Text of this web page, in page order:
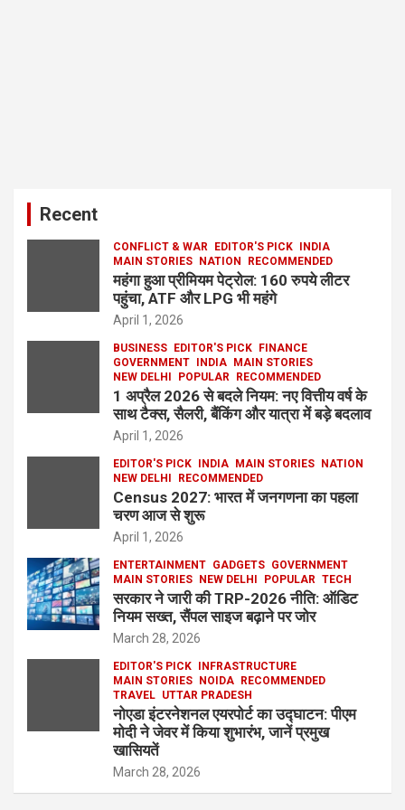
Recent
CONFLICT & WAR EDITOR'S PICK
INDIA
MAIN STORIES
NATION RECOMMENDED
महंगा हुआ प्रीमियम पेट्रोल: 160 रुपये लीटर
पहुंचा, ATF और LPG भी महंगे
April 1, 2026
BUSINESS EDITOR'S PICK
FINANCE
GOVERNMENT
INDIA
MAIN STORIES
NEW DELHI
POPULAR RECOMMENDED
1 अप्रैल 2026 से बदले नियम: नए वित्तीय वर्ष के
साथ टैक्स, सैलरी, बैंकिंग और यात्रा में बड़े बदलाव
April 1, 2026
EDITOR'S PICK INDIA MAIN STORIES
NATION
NEW DELHI
RECOMMENDED
Census 2027: भारत में जनगणना का पहला
चरण आज से शुरू
April 1, 2026
ENTERTAINMENT GADGETS GOVERNMENT
MAIN STORIES
NEW DELHI POPULAR TECH
सरकार ने जारी की TRP-2026 नीति: ऑडिट
नियम सख्त, सैंपल साइज बढ़ाने पर जोर
March 28, 2026
EDITOR'S PICK
INFRASTRUCTURE
MAIN STORIES
NOIDA
RECOMMENDED
TRAVEL UTTAR PRADESH
नोएडा इंटरनेशनल एयरपोर्ट का उद्घाटन: पीएम
मोदी ने जेवर में किया शुभारंभ, जानें प्रमुख
खासियतें
March 28, 2026